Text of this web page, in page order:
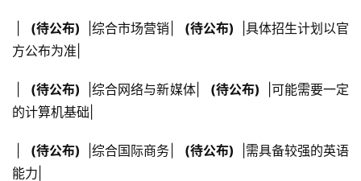
  (待公布)
|综合市场营销|
  (待公布)
|具体招生计划以官
方公布为准|
  (待公布)
|综合网络与新媒体|
  (待公布)
|可能需要一定
的计算机基础|
  (待公布)
|综合国际商务|
  (待公布)
|需具备较强的英语
能力|